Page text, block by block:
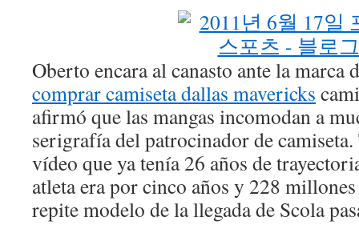
Oberto encara al canasto ante la marca
comprar camiseta dallas mavericks
afirmó que las mangas incomodan a
serigrafía del patrocinador de
vídeo que ya tenía 26 años de
atleta era por cinco años y 228
repite modelo de la llegada de Scola